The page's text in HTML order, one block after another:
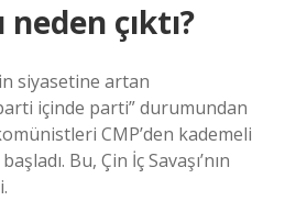
neden çıktı?
siyasetine artan
içinde parti” durumundan
CMP’den kademeli
Bu, Çin İç Savaşı’nın